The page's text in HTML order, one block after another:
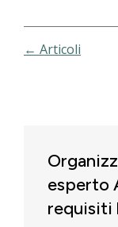
← Articoli
esperto
requisiti